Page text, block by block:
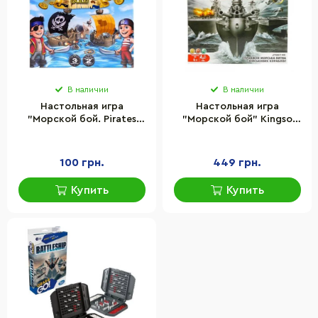
В наличии
Настольная игра
"Морской бой. Pirates
100 грн.
Купить
В наличии
Настольная игра
"Морской бой" Kingso
449 грн.
Купить